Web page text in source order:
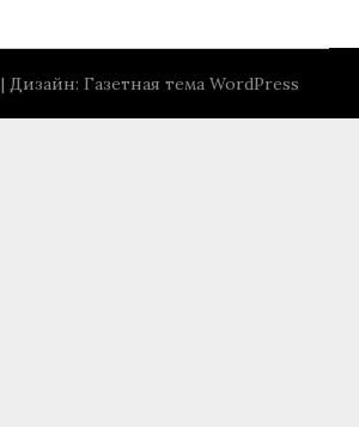
| Дизайн: Газетная тема WordPress